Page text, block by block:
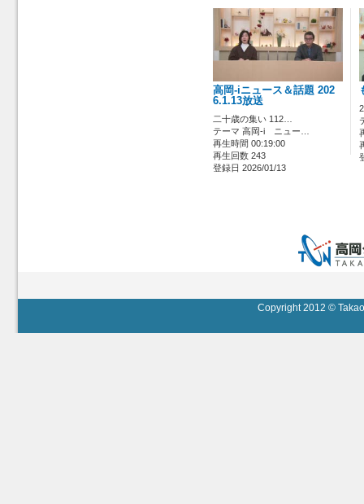
高岡-iニュース＆話題 202
6.1.13放送
二十歳の集い 112…
テーマ 高岡-i ニュー…
再生時間 00:19:00
再生回数 243
登録日 2026/01/13
Copyright 2012 ©